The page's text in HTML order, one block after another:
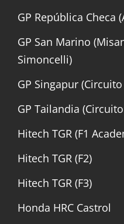
GP República
GP San Marino
Simoncelli)
GP Singapur
GP Tailandia
Hitech TGR (F1
Hitech TGR (F2)
Hitech TGR (F3)
Honda HRC Castrol